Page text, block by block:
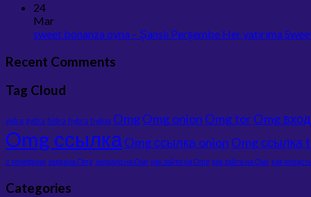
24
Mar
sweet bonanza oyna – Şanslı Perşembe Her yatırıma
Recent Comments
Tag Cloud
gidra gydra hidra hybra hydpa OmgOmg onion Omg torOmg вход
Omg ссылка Omg ссылка onion Omg ссылка
с телефона зеркала Omg зеркало на Омг как зайти на Omg как зайти на Омг как
Categories